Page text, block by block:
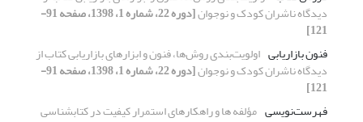
دیدگاه ناشران کودک و نوجوان [دوره 22، شماره 1، 1398، صفحه 91-
121]
فنون بازاریابی اولویت‌بندی روش‌ها، فنون و ابزارهای بازاریابی کتاب از
دیدگاه ناشران کودک و نوجوان [دوره 22، شماره 1، 1398، صفحه 91-
121]
فهرست‌نویسی مؤلفه ها و راهکارهای استمرار کیفیت در کتابشناسی